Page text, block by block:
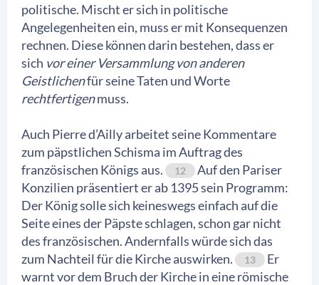
politische. Mischt er sich in politische
Angelegenheiten ein, muss er mit Konsequenzen
rechnen. Diese können darin bestehen, dass er
sich vor einer Versammlung von anderen
Geistlichenfür seine Taten und Worte
rechtfertigenmuss.
Auch Pierre d’Ailly arbeitet seine Kommentare
zum päpstlichen Schisma im Auftrag des
französischen Königs aus.
12
Auf den Pariser
Konzilien präsentiert er ab 1395 sein Programm:
Der König solle sich keineswegs einfach auf die
Seite eines der Päpste schlagen, schon gar nicht
des französischen. Andernfalls würde sich das
zum Nachteil für die Kirche auswirken.
13
Er
warnt vor dem Bruch der Kirche in eine römische